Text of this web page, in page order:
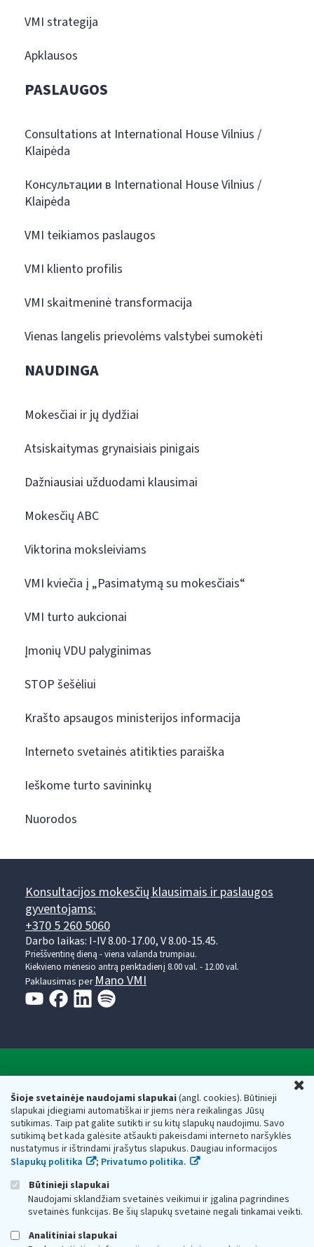
Šioje svetainėje naudojami slapukai(angl. cookies). Būtinieji
slapukai įdiegiami automatiškai ir jiems nėra reikalingas Jūsų
sutikimas. Taip pat galite sutikti ir su kitų slapukų naudojimu. Savo
sutikimą bet kada galėsite atšaukti pakeisdami interneto naršyklės
nustatymus ir ištrindami įrašytus slapukus. Daugiau informacijos
Slapukų politika
; Privatumo politika.
Būtinieji slapukai
Naudojami sklandžiam svetainės veikimui ir įgalina pagrindines
svetainės funkcijas. Be šių slapukų svetainė negali tinkamai veikti.
Analitiniai slapukai
VMI strategija
Apklausos
PASLAUGOS
Consultations at International House Vilnius /
Klaipėda
Консультации в International House Vilnius /
Klaipėda
VMI teikiamos paslaugos
VMI kliento profilis
VMI skaitmeninė transformacija
Vienas langelis prievolėms valstybei sumokėti
NAUDINGA
Mokesčiai ir jų dydžiai
Atsiskaitymas grynaisiais pinigais
Dažniausiai užduodami klausimai
Mokesčių ABC
Viktorina moksleiviams
VMI kviečia į „Pasimatymą su mokesčiais“
VMI turto aukcionai
Įmonių VDU palyginimas
STOP šešėliui
Krašto apsaugos ministerijos informacija
Interneto svetainės atitikties paraiška
Ieškome turto savininkų
Nuorodos
Konsultacijos mokesčių klausimais ir paslaugos
gyventojams:
+370 5 260 5060
Darbo laikas: I-IV 8.00-17.00, V 8.00-15.45.
Prieššventinę dieną - viena valanda trumpiau.
Kiekvieno mėnesio antrą penktadienį 8.00 val. - 12.00 val.
Paklausimas perMano VMI
Valstybinė mokesčių inspekcija prie Lietuvos
Respublikos finansų ministerijos
Biudžetinė įstaiga. Juridinio asmens kodas — 188659752,
adresas: Vasario 16-osios g. 14, 01107 Vilnius, Lietuva, el.paštas:
vmi@vmi.lt , E. pristatymo dėžutės adresas 188659752
Duomenys apie Valstybinę mokesčių inspekciją prie Lietuvos
Respublikos finansų ministerijos kaupiami ir saugomi Juridinių